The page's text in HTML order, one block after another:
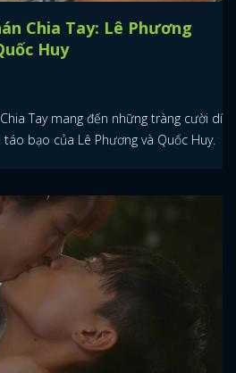
Chia Tay: Lê Phương
Huy
Tay mang đến những tràng cười dí
bạo của Lê Phương và Quốc Huy.